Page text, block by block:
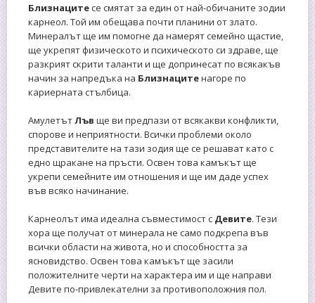
Близнацитесе смятат за един от най-обичаните зодии
карнеол. Той им обещава почти планини от злато.
Минералът ще им помогне да намерят семейно щастие,
ще укрепят физическото и психическото си здраве, ще
разкрият скрити таланти и ще допринесат по всякакъв
начин за напредъка на Близнацитенагоре по
кариерната стълбица.
АмулетътЛъв ще ви предпази от всякакви конфликти,
спорове и неприятности. Всички проблеми около
представителите на тази зодия ще се решават като с
едно щракане на пръсти. Освен това камъкът ще
укрепи семейните им отношения и ще им даде успех
във всяко начинание.
Карнеолът има идеална съвместимост с Девите. Тези
хора ще получат от минерала не само подкрепа във
всички области на живота, но и способността за
ясновидство. Освен това камъкът ще засили
положителните черти на характера им и ще направи
Девите по-привлекателни за противоположния пол.